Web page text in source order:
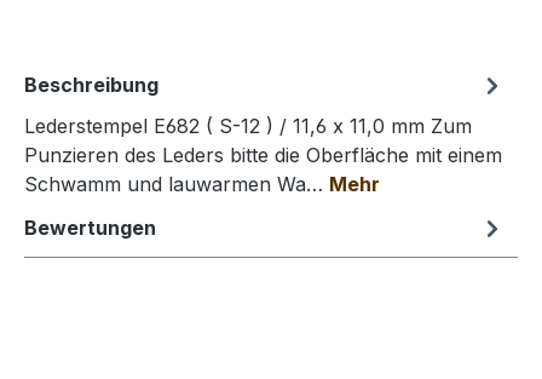
Beschreibung
Lederstempel E682 ( S-12 ) / 11,6 x 11,0 mm Zum
Punzieren des Leders bitte die Oberfläche mit einem
Schwamm und lauwarmen Wa… Mehr
Bewertungen